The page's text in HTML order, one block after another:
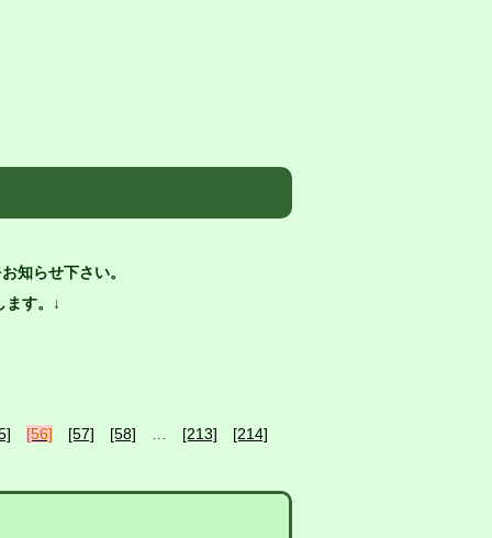
知らせ下さい。
ます。↓
[56] [57] [58] [213] [214]